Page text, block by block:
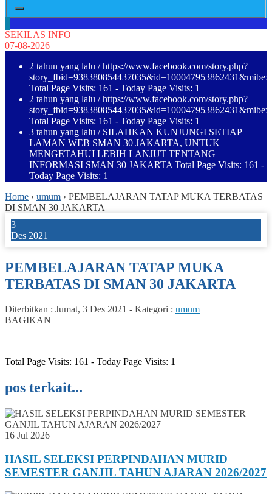
SEKILAS INFO
07-08-2026
2 tahun yang lalu / https://www.facebook.com/story.php?
Total Page Visits: 161 - Today Page Visits: 1
2 tahun yang lalu / https://www.facebook.com/story.php?
Total Page Visits: 161 - Today Page Visits: 1
3 tahun yang lalu / SILAHKAN KUNJUNGI SETIAP
LAMAN WEB SMAN 30 JAKARTA, UNTUK
MENGETAHUI LEBIH LANJUT TENTANG
INFORMASI SMAN 30 JAKARTA Total Page Visits: 161 -
Today Page Visits: 1
Home › umum › PEMBELAJARAN TATAP MUKA TERBATAS
DI SMAN 30 JAKARTA
3
Des 2021
PEMBELAJARAN TATAP MUKA
TERBATAS DI SMAN 30 JAKARTA
Diterbitkan : Jumat, 3 Des 2021 - Kategori : umum
BAGIKAN
Total Page Visits: 161 - Today Page Visits: 1
pos terkait...
16 Jul 2026
HASIL SELEKSI PERPINDAHAN MURID
SEMESTER GANJIL TAHUN AJARAN 2026/2027